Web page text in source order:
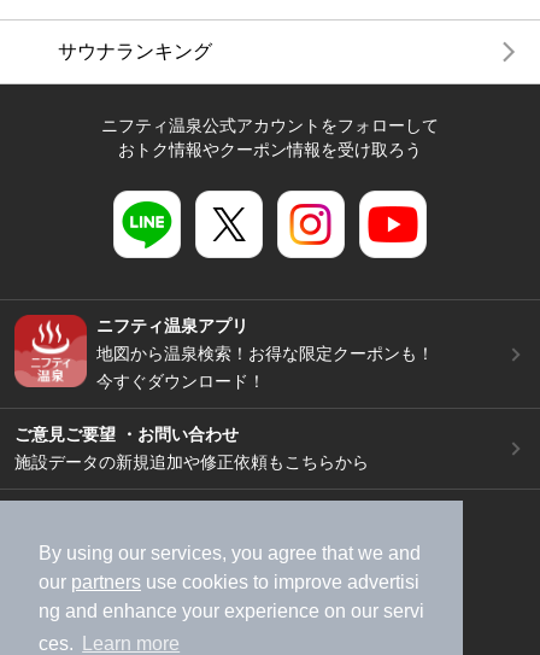
By using our services, you agree that we and
our partners use cookies to improve advertisi
ng and enhance your experience on our servi
ces.
Learn more
サウナランキング
ニフティ温泉公式アカウントをフォローして
おトク情報やクーポン情報を受け取ろう
ニフティ温泉アプリ
地図から温泉検索！お得な限定クーポンも！
今すぐダウンロード！
ご意見ご要望 ・お問い合わせ
施設データの新規追加や修正依頼もこちらから
加盟店募集（資料請求）
広告出稿のご案内
利用規約
ライフスタイルMEMBERS+規約
特定商取引法に基づく表記
ヘルプ
採用情報